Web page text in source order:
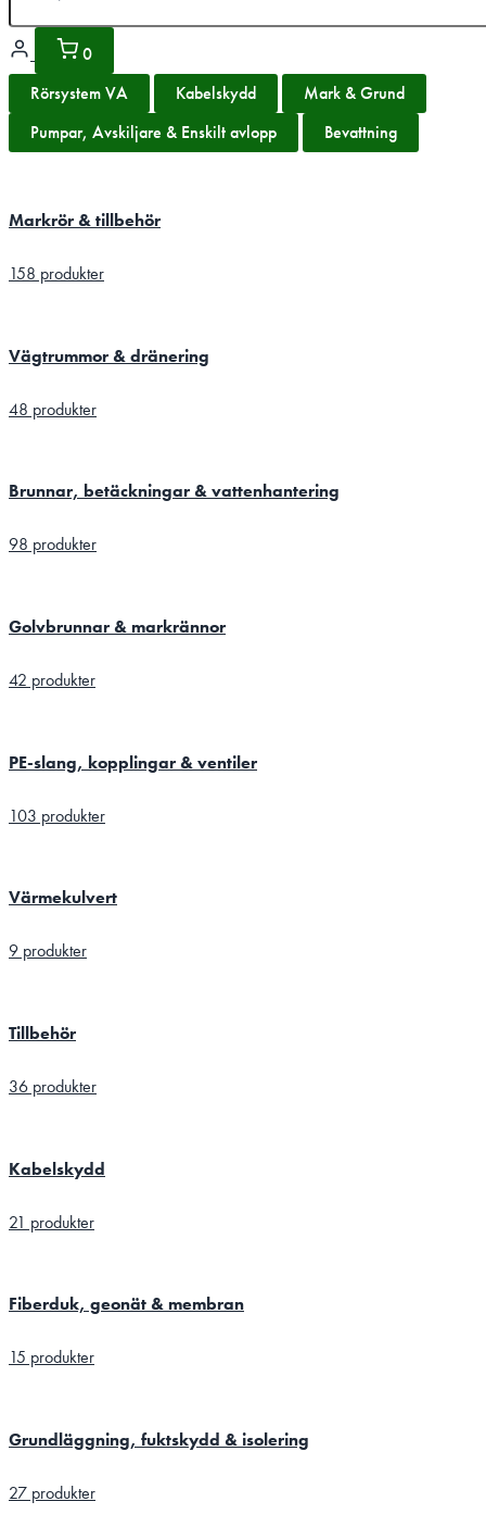
0
Rörsystem VA
Kabelskydd
Mark & Grund
Pumpar, Avskiljare & Enskilt avlopp
Bevattning
Markrör & tillbehör
158 produkter
Vägtrummor & dränering
48 produkter
Brunnar, betäckningar & vattenhantering
98 produkter
Golvbrunnar & markrännor
42 produkter
PE-slang, kopplingar & ventiler
103 produkter
Värmekulvert
9 produkter
Tillbehör
36 produkter
Kabelskydd
21 produkter
Fiberduk, geonät & membran
15 produkter
Grundläggning, fuktskydd & isolering
27 produkter